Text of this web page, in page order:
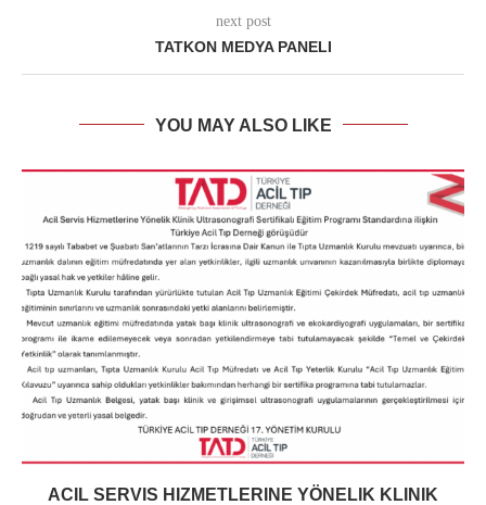
next post
TATKON MEDYA PANELI
YOU MAY ALSO LIKE
ACIL SERVIS HIZMETLERINE YÖNELIK KLINIK